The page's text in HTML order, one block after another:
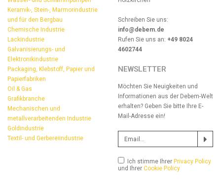
Keramik-, Stein-, Marmorindustrie
und für den Bergbau
Chemische Industrie
Lackindustrie
Galvanisierungs- und
Elektronikindustrie
Packaging, Klebstoff, Papier und
Papierfabriken
Oil & Gas
Grafikbranche
Mechanischen und
metallverarbeitenden Industrie
Goldindustrie
Textil- und Gerbereiindustrie
Schreiben Sie uns:
info@debem.de
Rufen Sie uns an: +49 8024
4602744
NEWSLETTER
Möchten Sie Neuigkeiten und
Informationen aus der Debem-Welt
erhalten? Geben Sie bitte Ihre E-
Mail-Adresse ein!
Ich stimme Ihrer Privacy Policy
und Ihrer Cookie Policy